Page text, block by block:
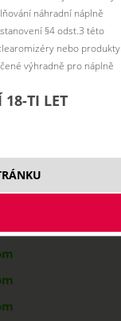
náhradní náplně
§4 odst.3 této
nebo produkty
výhradně pro náplně
18-TI LET